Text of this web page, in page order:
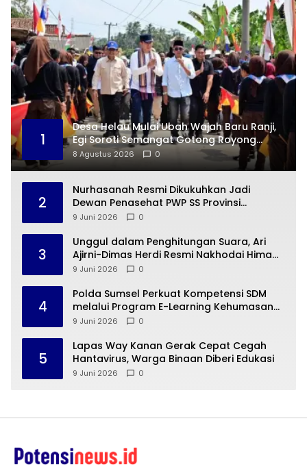
1
Desa Helau Mulai Ubah Wajah Baru Ranji,
Egi Soroti Semangat Gotong Royong
Warga
8 Agustus 2026 0
2
Nurhasanah Resmi Dikukuhkan Jadi
Dewan Penasehat PWP SS Provinsi
Lampung
9 Juni 2026 0
3
Unggul dalam Penghitungan Suara, Ari
Ajirni-Dimas Herdi Resmi Nakhodai Hima
Elektro STTN Lampung
9 Juni 2026 0
4
Polda Sumsel Perkuat Kompetensi SDM
melalui Program E-Learning Kehumasan
Polri
9 Juni 2026 0
5
Lapas Way Kanan Gerak Cepat Cegah
Hantavirus, Warga Binaan Diberi Edukasi
9 Juni 2026 0